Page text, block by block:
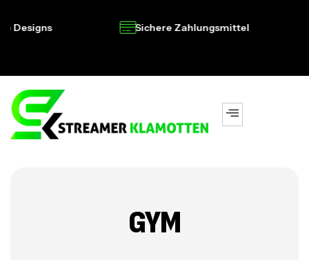
Designs Sichere Zahlungsmittel
GYM